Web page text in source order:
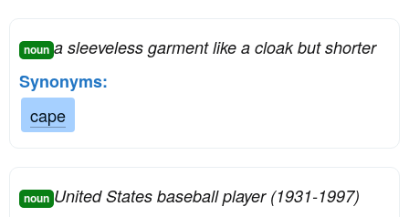
noun a sleeveless garment like a cloak but shorter
Synonyms:
cape
noun United States baseball player (1931-1997)